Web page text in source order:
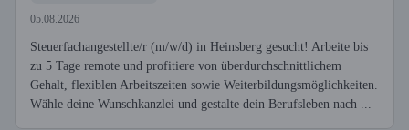
05.08.2026
Steuerfachangestellte/r (m/w/d) in Heinsberg gesucht! Arbeite bis
zu 5 Tage remote und profitiere von überdurchschnittlichem
Gehalt, flexiblen Arbeitszeiten sowie Weiterbildungsmöglichkeiten.
Wähle deine Wunschkanzlei und gestalte dein Berufsleben nach ...